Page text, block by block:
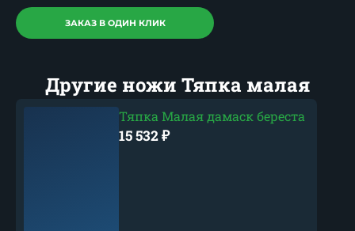
ЗАКАЗ В ОДИН КЛИК
Другие ножи Тяпка малая
Тяпка Малая дамаск береста
15 532₽